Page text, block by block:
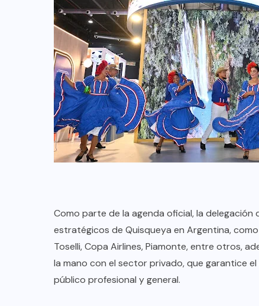
Como parte de la agenda oficial, la
estratégicos de Quisqueya en Argentina,
Toselli, Copa Airlines, Piamonte, entre otros,
la mano con el sector privado, que garantice
público profesional y general.
BRAZIL COLABORADORES
INTERNACIONAL NOTICIAS
El mandolinista brasileño Hamilton
de Holanda presenta el video
oficial de “Mono no Aware”, una
JULIO 30, 2026